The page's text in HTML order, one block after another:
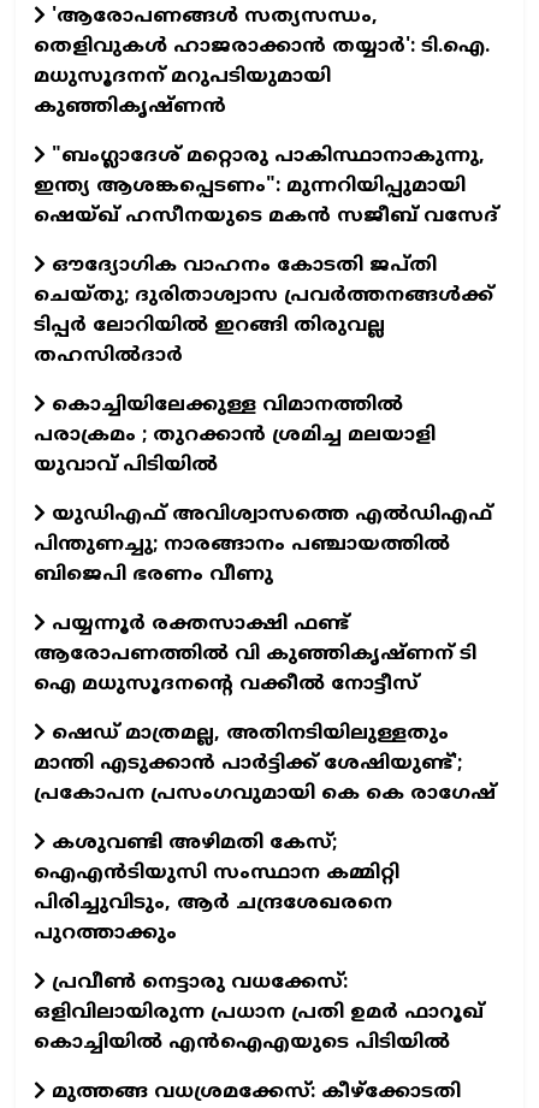
​'ആരോപണങ്ങൾ സത്യസന്ധം,
തെളിവുകൾ ഹാജരാക്കാൻ തയ്യാർ': ടി.ഐ.
മധുസൂദനന് മറുപടിയുമായി
കുഞ്ഞികൃഷ്ണൻ
"ബംഗ്ലാദേശ് മറ്റൊരു പാകിസ്ഥാനാകുന്നു,
ഇന്ത്യ ആശങ്കപ്പെടണം": മുന്നറിയിപ്പുമായി
ഷെയ്ഖ് ഹസീനയുടെ മകൻ സജീബ് വസേദ്
ഔദ്യോഗിക വാഹനം കോടതി ജപ്തി
ചെയ്തു; ദുരിതാശ്വാസ പ്രവർത്തനങ്ങൾക്ക്
ടിപ്പർ ലോറിയിൽ ഇറങ്ങി തിരുവല്ല
തഹസിൽദാർ
കൊച്ചിയിലേക്കുള്ള വിമാനത്തിൽ
പരാക്രമം ; തുറക്കാൻ ശ്രമിച്ച മലയാളി
യുവാവ് പിടിയിൽ
യുഡിഎഫ് അവിശ്വാസത്തെ എല്‍ഡിഎഫ്
പിന്തുണച്ചു; നാരങ്ങാനം പഞ്ചായത്തില്‍
ബിജെപി ഭരണം വീണു
പയ്യന്നൂര്‍ രക്തസാക്ഷി ഫണ്ട്
ആരോപണത്തില്‍ വി കുഞ്ഞികൃഷ്ണന് ടി
ഐ മധുസൂദനന്റെ വക്കീല്‍ നോട്ടീസ്
ഷെഡ് മാത്രമല്ല, അതിനടിയിലുള്ളതും
മാന്തി എടുക്കാന്‍ പാര്‍ട്ടിക്ക് ശേഷിയുണ്ട്';
പ്രകോപന പ്രസംഗവുമായി കെ കെ രാഗേഷ്
കശുവണ്ടി അഴിമതി കേസ്;
ഐഎന്‍ടിയുസി സംസ്ഥാന കമ്മിറ്റി
പിരിച്ചുവിടും, ആര്‍ ചന്ദ്രശേഖരനെ
പുറത്താക്കും
പ്രവീൺ നെട്ടാരു വധക്കേസ്:
ഒളിവിലായിരുന്ന പ്രധാന പ്രതി ഉമർ ഫാറൂഖ്
കൊച്ചിയിൽ എൻഐഎയുടെ പിടിയിൽ
മുത്തങ്ങ വധശ്രമക്കേസ്: കീഴ്‌ക്കോടതി